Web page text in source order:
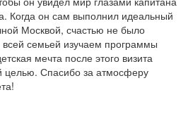
Когда он сам выполнил идеальный
Москвой, счастью не было
семьей изучаем программы
мечта после этого визита
целью. Спасибо за атмосферу